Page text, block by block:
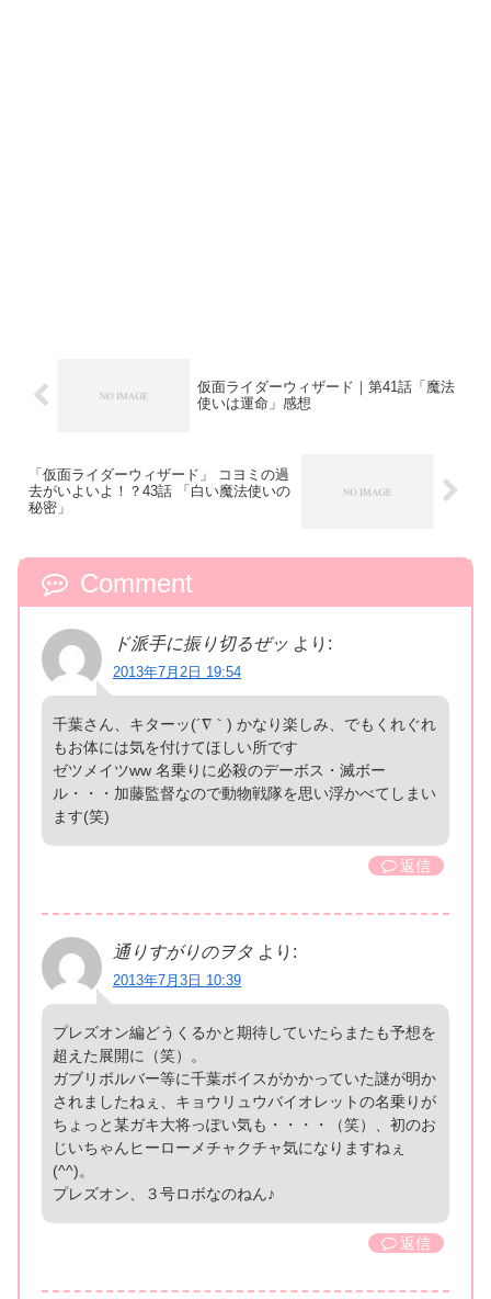
仮面ライダーウィザード｜第41話「魔法
使いは運命」感想
「仮面ライダーウィザード」 コヨミの過
去がいよいよ！？43話 「白い魔法使いの
秘密」
Comment
ド派手に振り切るぜッ より:
2013年7月2日 19:54
千葉さん、キターッ(´∇｀) かなり楽しみ、でもくれぐれ
もお体には気を付けてほしい所です
ゼツメイツww 名乗りに必殺のデーボス・滅ボー
ル・・・加藤監督なので動物戦隊を思い浮かべてしまい
ます(笑)
返信
通りすがりのヲタ より:
2013年7月3日 10:39
プレズオン編どうくるかと期待していたらまたも予想を
超えた展開に（笑）。
ガブリボルバー等に千葉ボイスがかかっていた謎が明か
されましたねぇ、キョウリュウバイオレットの名乗りが
ちょっと某ガキ大将っぽい気も・・・・（笑）、初のお
じいちゃんヒーローメチャクチャ気になりますねぇ
(^^)。
プレズオン、３号ロボなのねん♪
返信